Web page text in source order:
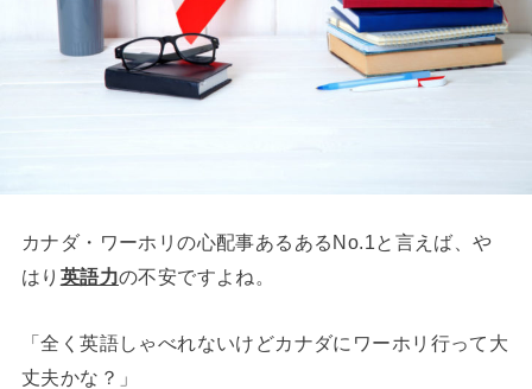
カナダ・ワーホリの心配事あるあるNo.1と言えば、や
はり 英語力の不安ですよね。
「全く英語しゃべれないけどカナダにワーホリ行って大
丈夫かな？」